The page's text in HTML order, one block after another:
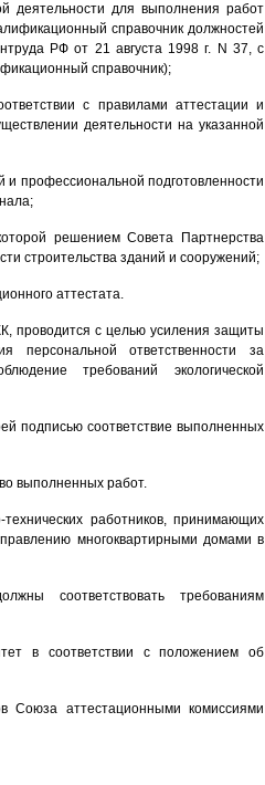
деятельности для выполнения работ
справочник должностей
РФ от 21 августа 1998 г. N 37, с
справочник);
с правилами аттестации и
деятельности на указанной
и профессиональной подготовленности
решением Совета Партнерства
строительства зданий и сооружений;
аттестата.
проводится с целью усиления защиты
персональной ответственности за
требований экологической
подписью соответствие выполненных
выполненных работ.
работников, принимающих
многоквартирными домами в
соответствовать требованиям
в соответствии с положением об
Союза аттестационными комиссиями